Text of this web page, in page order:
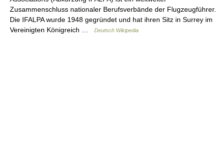
Zusammenschluss nationaler Berufsverbände der Flugzeugführer.
Die IFALPA wurde 1948 gegründet und hat ihren Sitz in Surrey im
Vereinigten Königreich …
Deutsch Wikipedia